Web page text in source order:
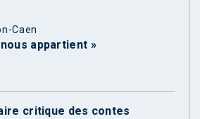
Caen
appartient »
critique des contes